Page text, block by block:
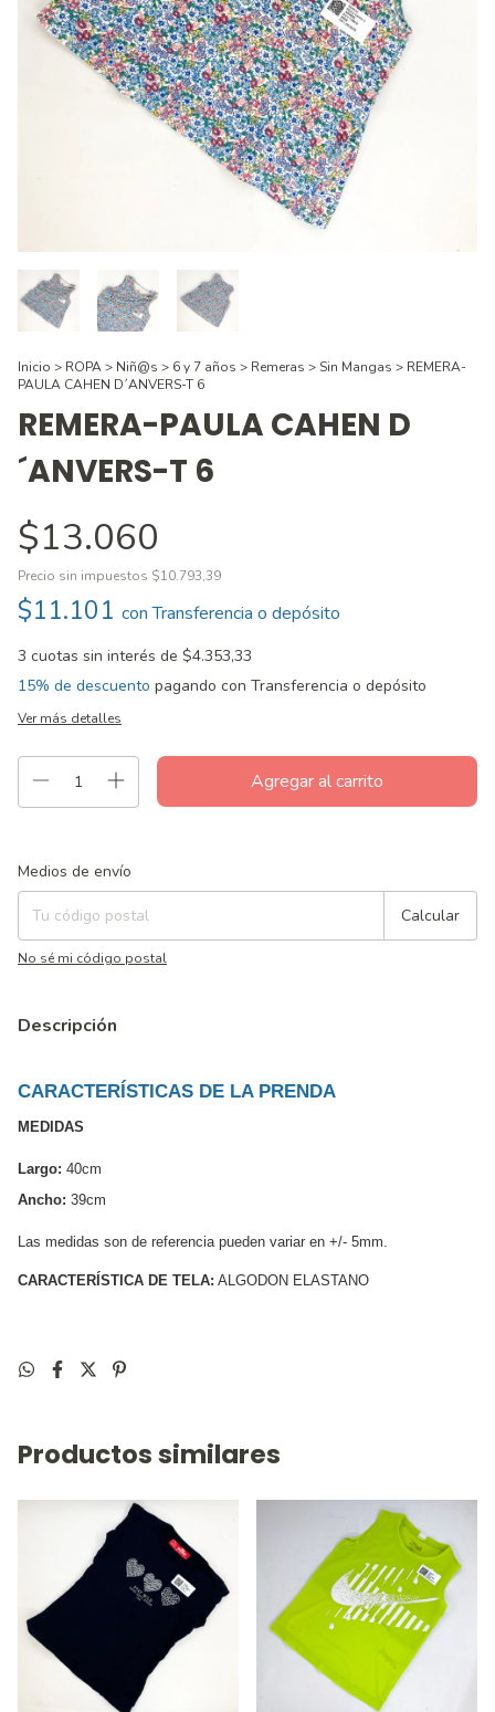
Inicio > ROPA> Niñ@s > 6 y 7 años > Remeras >Sin Mangas > REMERA-
PAULA CAHEN D´ANVERS-T 6
REMERA-PAULA CAHEN D
´ANVERS-T 6
$13.060
Precio sin impuestos $10.793,39
$11.101 con Transferencia o depósito
3 cuotas sin interés de $4.353,33
15% de descuento pagando con Transferencia o depósito
Ver más detalles
Entregas para el CP:
Medios de envío
Calcular
No sé mi código postal
Descripción
CARACTERÍSTICAS DE LA PRENDA
MEDIDAS
Largo: 40cm
Ancho: 39cm
Las medidas son de referencia pueden variar en +/- 5mm.
CARACTERÍSTICA DE TELA: ALGODON ELASTANO
Productos similares